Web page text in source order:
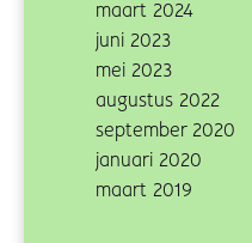
maart 2024
juni 2023
mei 2023
augustus 2022
september 2020
januari 2020
maart 2019